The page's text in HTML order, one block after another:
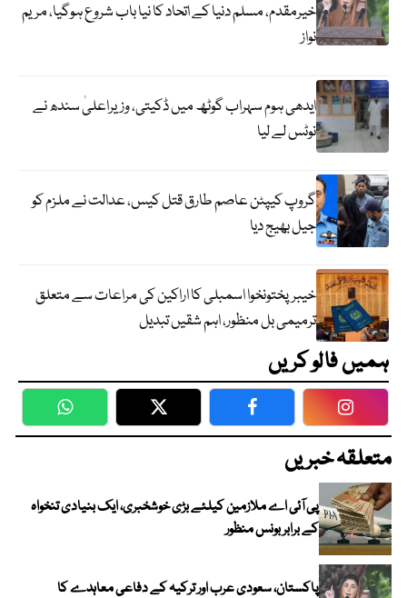
خیرمقدم، مسلم دنیا کے اتحاد کا نیا باب شروع ہوگیا، مریم
نواز
ایدھی ہوم سہراب گوٹھ میں ڈکیتی، وزیراعلیٰ سندھ نے
نوٹس لے لیا
گروپ کیپٹن عاصم طارق قتل کیس، عدالت نے ملزم کو
جیل بھیج دیا
خیبرپختونخوا اسمبلی کا اراکین کی مراعات سے متعلق
ترمیمی بل منظور، اہم شقیں تبدیل
ہمیں فالو کریں
WhatsApp Twitter Facebook
متعلقہ خبریں
پی آئی اے ملازمین کیلئے بڑی خوشخبری، ایک بنیادی تنخواہ
کے برابر بونس منظور
پاکستان، سعودی عرب اور ترکیہ کے دفاعی معاہدے کا